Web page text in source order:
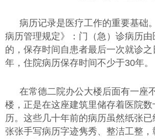
病历记录是医疗工作的重要基础
病历管理规定》：门（急）诊病历由
的，保存时间自患者最后一次就诊
年，住院病历保存时间不少于30年。
在常德二院办公大楼后面有一座
楼，正是在这座建筑里储存着医院
历。这些几十年前的病历虽然纸张
张张手写病历字迹隽秀、整洁工整